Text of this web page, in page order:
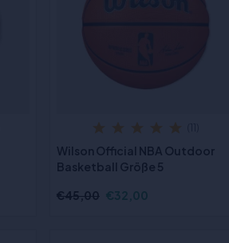
Wilson Official NBA Outdoor
Basketball Größe 5
€45,00 €32,00